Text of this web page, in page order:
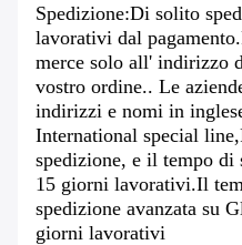
Spedizione:Di solito
lavorativi dal
merce solo all' indirizzo
vostro ordine.. Le
indirizzi e nomi in
International special
spedizione, e il tempo
15 giorni lavorativi.Il
spedizione avanzata su
giorni lavorativi